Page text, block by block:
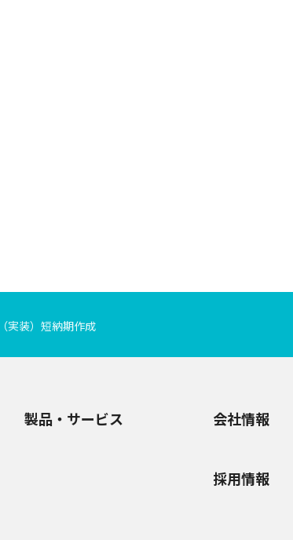
実装）短納期作成
製品・サービス 会社情報
採用情報